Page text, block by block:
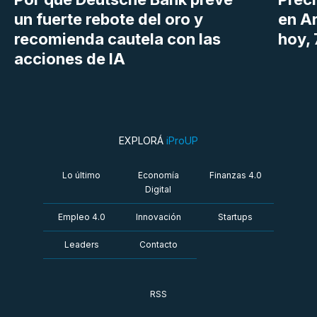
un fuerte rebote del oro y
recomienda cautela con las
acciones de IA
en
hoy,
EXPLORÁ iProUP
Lo último
Economía
Digital
Finanzas 4.0
Empleo 4.0 Innovación Startups
Leaders Contacto
RSS